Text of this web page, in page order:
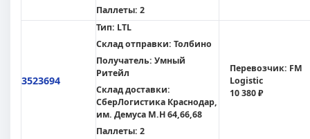
Паллеты: 2
3523694
Тип: LTL
Склад отправки: Толбино
Получатель: Умный
Ритейл
Склад доставки:
СберЛогистика Краснодар,
им. Демуса М.Н 64,66,68
Паллеты: 2
Перевозчик: FM
Logistic
10 380 ₽